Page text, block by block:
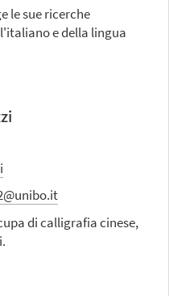
le sue ricerche
e della lingua
di calligrafia cinese,